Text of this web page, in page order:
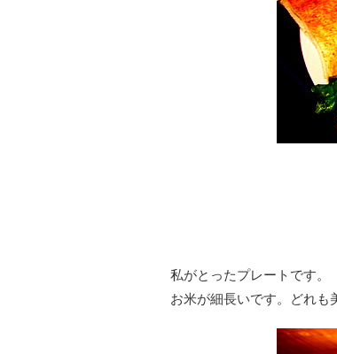
私がとったプレートです。
お米が細長いです。どれも